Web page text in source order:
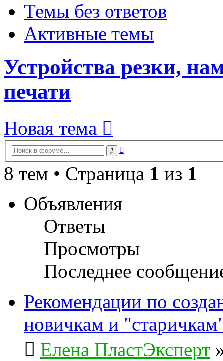
Темы без ответов
Активные темы
Устройства резки,
печати
Новая тема
Поиск
8 тем • Страница 1 из 1
Объявления
Ответы
Просмотры
Последнее
Рекомендации по
новичкам и
Елена ПластЭксперт